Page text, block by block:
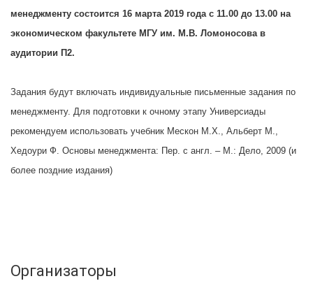
менеджменту состоится 16 марта 2019 года с 11.00 до 13.00 на
экономическом факультете МГУ им. М.В. Ломоносова в
аудитории П2.
Задания будут включать индивидуальные письменные задания по
менеджменту. Для подготовки к очному этапу Универсиады
рекомендуем использовать учебник Мескон М.Х., Альберт М.,
Хедоури Ф. Основы менеджмента: Пер. с англ. – М.: Дело, 2009 (и
более поздние издания)
Организаторы